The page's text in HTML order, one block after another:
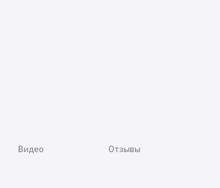
Видео Отзывы